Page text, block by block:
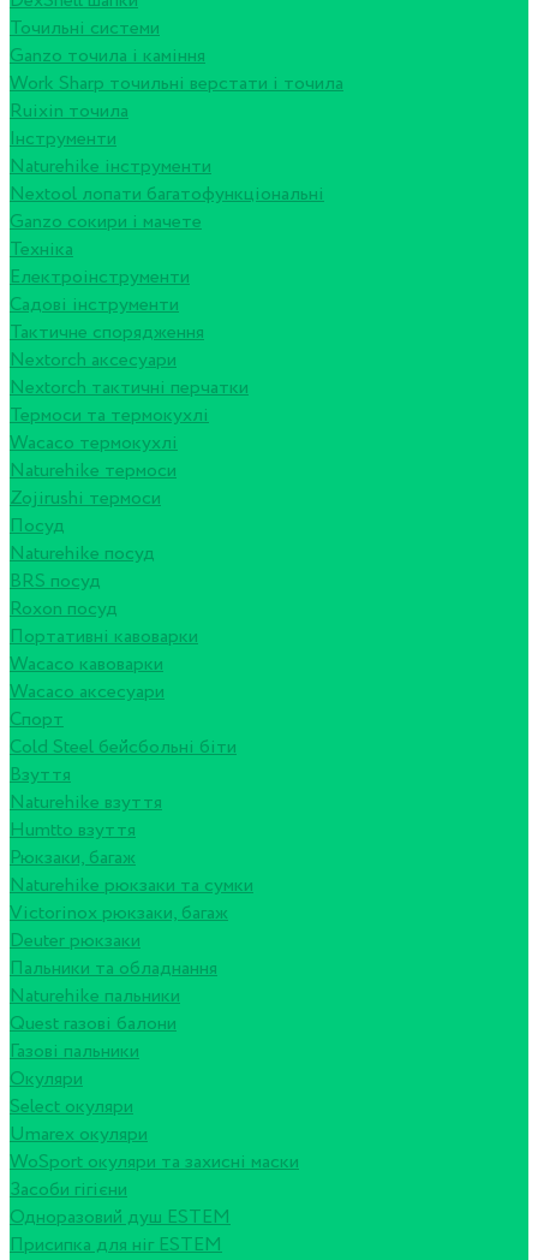
Точильні системи
Ganzo точила і каміння
Work Sharp точильні верстати і точила
Ruixin точила
Інструменти
Naturehike інструменти
Nextool лопати багатофункціональні
Ganzo сокири і мачете
Техніка
Електроінструменти
Садові інструменти
Тактичне спорядження
Nextorch аксесуари
Nextorch тактичні перчатки
Термоси та термокухлі
Wacaco термокухлі
Naturehike термоси
Zojirushi термоси
Посуд
Naturehike посуд
BRS посуд
Roxon посуд
Портативні кавоварки
Wacaco кавоварки
Wacaco аксесуари
Спорт
Cold Steel бейсбольні біти
Взуття
Naturehike взуття
Humtto взуття
Рюкзаки, багаж
Naturehike рюкзаки та сумки
Victorinox рюкзаки, багаж
Deuter рюкзаки
Пальники та обладнання
Naturehike пальники
Quest газові балони
Газові пальники
Окуляри
Select окуляри
Umarex окуляри
WoSport окуляри та захисні маски
Засоби гігієни
Одноразовий душ ESTEM
Присипка для ніг ESTEM